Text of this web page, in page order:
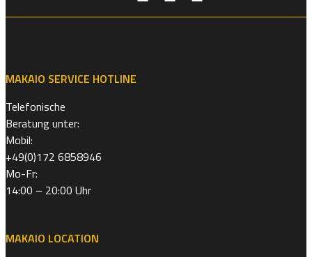
MAKAIO SERVICE HOTLINE
Telefonische
Beratung unter:
Mobil:
+49(0)172 6858946
Mo-Fr:
14:00 – 20:00 Uhr
MAKAIO LOCATION